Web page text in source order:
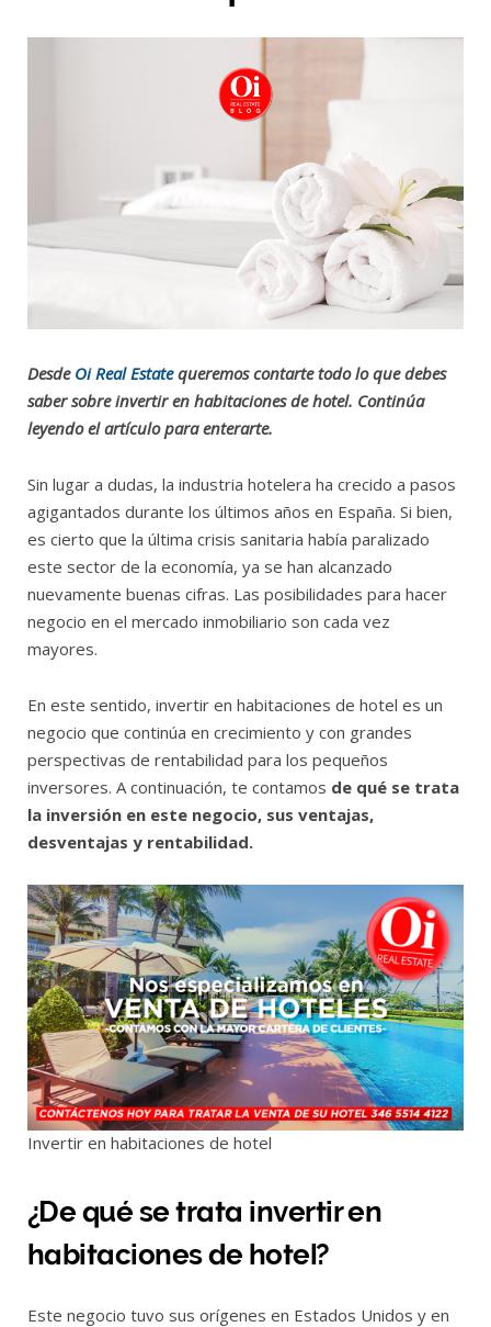
Desde Oi Real Estatequeremos contarte todo lo que debes
saber sobre invertir en habitaciones de hotel. Continúa
leyendo el artículo para enterarte.
Sin lugar a dudas, la industria hotelera ha crecido a pasos
agigantados durante los últimos años en España. Si bien,
es cierto que la última crisis sanitaria había paralizado
este sector de la economía, ya se han alcanzado
nuevamente buenas cifras. Las posibilidades para hacer
negocio en el mercado inmobiliario son cada vez
mayores.
En este sentido, invertir en habitaciones de hotel es un
negocio que continúa en crecimiento y con grandes
perspectivas de rentabilidad para los pequeños
inversores. A continuación, te contamos de qué se trata
la inversión en este negocio, sus ventajas,
desventajas y rentabilidad.
Invertir en habitaciones de hotel
¿De qué se trata invertir en
habitaciones de hotel?
Este negocio tuvo sus orígenes en Estados Unidos y en